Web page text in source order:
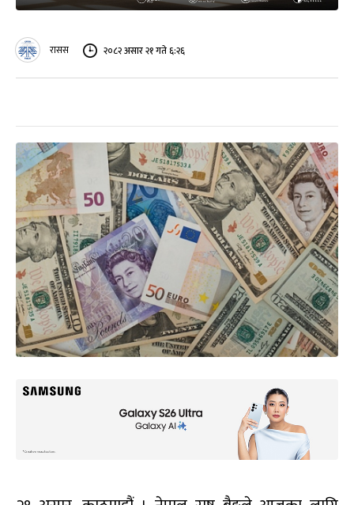
रासस २०८२ असार २१ गते ६:२६